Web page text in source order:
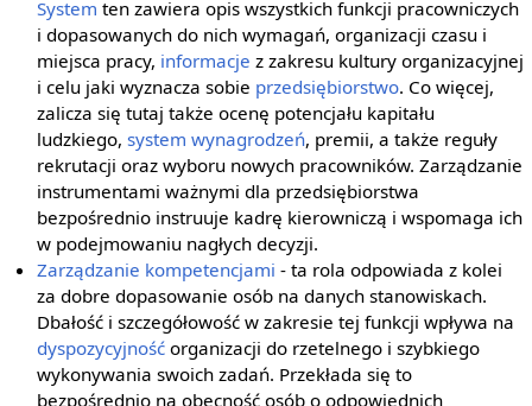
System ten zawiera opis wszystkich funkcji pracowniczych
i dopasowanych do nich wymagań, organizacji czasu i
miejsca pracy, informacje z zakresu kultury organizacyjnej
i celu jaki wyznacza sobie przedsiębiorstwo. Co więcej,
zalicza się tutaj także ocenę potencjału kapitału
ludzkiego,system wynagrodzeń, premii, a także reguły
rekrutacji oraz wyboru nowych pracowników. Zarządzanie
instrumentami ważnymi dla przedsiębiorstwa
bezpośrednio instruuje kadrę kierowniczą i wspomaga ich
w podejmowaniu nagłych decyzji.
Zarządzanie kompetencjami - ta rola odpowiada z kolei
za dobre dopasowanie osób na danych stanowiskach.
Dbałość i szczegółowość w zakresie tej funkcji wpływa na
dyspozycyjność organizacji do rzetelnego i szybkiego
wykonywania swoich zadań. Przekłada się to
bezpośrednio na obecność osób o odpowiednich